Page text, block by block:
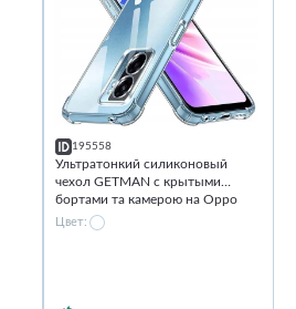
195558
Ультратонкий силиконовый
чехол GETMAN с крытыми
бортами та камерою на Oppo
A57s
Цвет: